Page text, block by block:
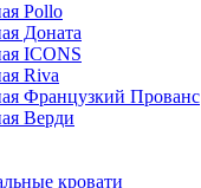
Pollo
Доната
ICONS
Riva
Французкий Прованс
Верди
кровати